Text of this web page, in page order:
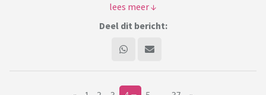
Alhoewel deze update al grondig getest is door een aantal
van jullie (enorm veel dank!) zitten er geheid nog her en der
je deze publiekelijk online moet plaatsen, dan kan je ook
altijd een email sturen naarinfo@ouders.nl
Deel dit bericht: